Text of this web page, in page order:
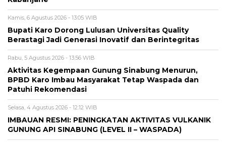
Kamis, 6 Agustus 2026 - 13:05 WIB
Bupati Karo Dorong Lulusan Universitas Quality
Berastagi Jadi Generasi Inovatif dan Berintegritas
Rabu, 5 Agustus 2026 - 13:56 WIB
Aktivitas Kegempaan Gunung Sinabung Menurun,
BPBD Karo Imbau Masyarakat Tetap Waspada dan
Patuhi Rekomendasi
Selasa, 4 Agustus 2026 - 12:12 WIB
IMBAUAN RESMI: PENINGKATAN AKTIVITAS VULKANIK
GUNUNG API SINABUNG (LEVEL II – WASPADA)